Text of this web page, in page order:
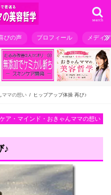
search
びの声 プロフィール メディ
ママの想い ヒップアップ体操 再び♪
ア・マインド・おきゃんママの想い
♪